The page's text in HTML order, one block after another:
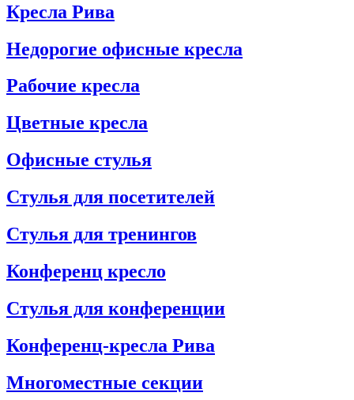
Кресла Рива
Недорогие офисные кресла
Рабочие кресла
Цветные кресла
Офисные стулья
Стулья для посетителей
Стулья для тренингов
Конференц кресло
Стулья для конференции
Конференц-кресла Рива
Многоместные секции